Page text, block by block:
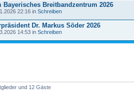
Bayerisches Breitbandzentrum 2026
22:16 in Schreiben
Dr. Markus Söder 2026
14:53 in Schreiben
und 12 Gäste